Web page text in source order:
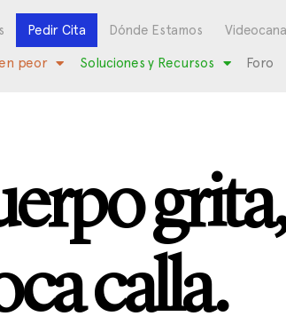
Pedir Cita Dónde Estamos
peor Soluciones y Recursos Foro
calla.